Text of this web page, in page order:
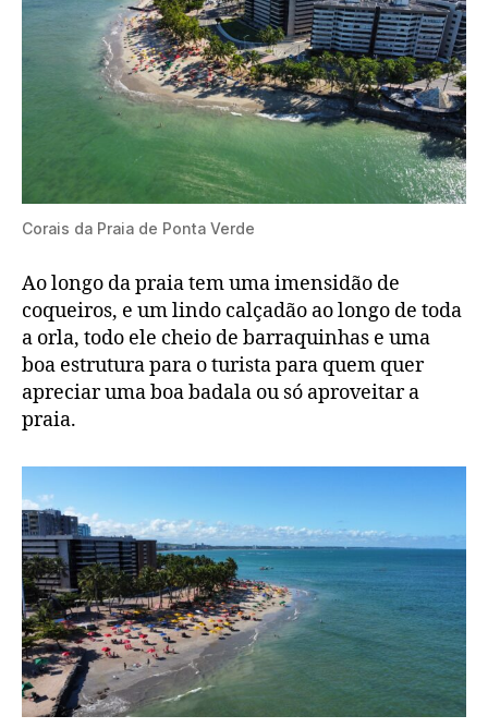
Corais da Praia de Ponta Verde
Ao longo da praia tem uma imensidão de
coqueiros, e um lindo calçadão ao longo de toda
a orla, todo ele cheio de barraquinhas e uma
boa estrutura para o turista para quem quer
apreciar uma boa badala ou só aproveitar a
praia.